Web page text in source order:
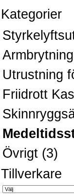
Kategorier
Armbrytning
Utrustning
Friidrott
Övrigt (3)
Tillverkare